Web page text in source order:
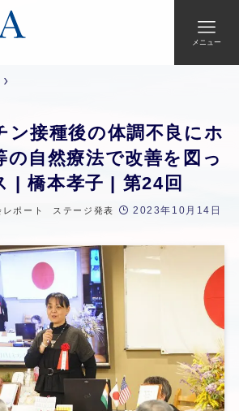
メニュー
ン接種後の体調不良にホ
の自然療法で改善を図っ
| 橋本孝子 | 第24回
レポート ステージ発表 2023年10月14日